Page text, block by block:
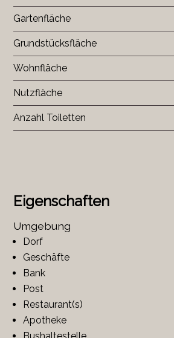
Eigenschaften
Umgebung
Dorf
Geschäfte
Bank
Post
Restaurant(s)
Apotheke
Gartenfläche
Grundstücksfläche
Wohnfläche
Nutzfläche
Anzahl Toiletten